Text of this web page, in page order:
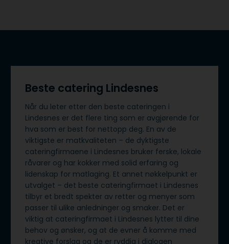
Beste catering Lindesnes
Når du leter etter den beste cateringen i
Lindesnes er det flere ting som er avgjørende for
hva som er best for nettopp deg. En av de
viktigste er matkvaliteten – de dyktigste
cateringfirmaene i Lindesnes bruker ferske, lokale
råvarer og har kokker med solid erfaring og
lidenskap for matlaging. Et annet nøkkelpunkt er
utvalget – det beste cateringfirmaet i Lindesnes
tilbyr et bredt spekter av retter og menyer som
passer til ulike anledninger og smaker. Det er
viktig at cateringfirmaet i Lindesnes lytter til dine
behov og ønsker, og at de evner å komme med
kreative forslag og de er ryddig i dialogen